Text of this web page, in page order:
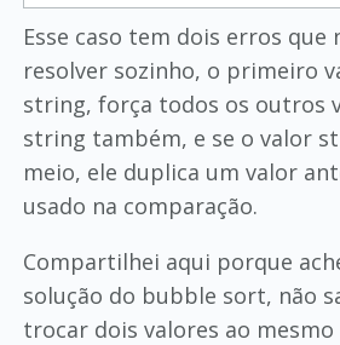
Esse caso tem dois erros que
resolver sozinho, o primeiro
string, força todos os outros
string também, e se o valor
meio, ele duplica um valor
usado na comparação.
Compartilhei aqui porque
solução do bubble sort, não
trocar dois valores ao